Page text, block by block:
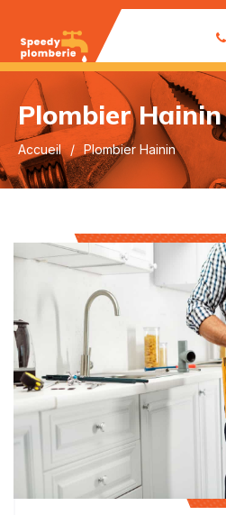
Plombier Hainin
Accueil Plombier Hainin